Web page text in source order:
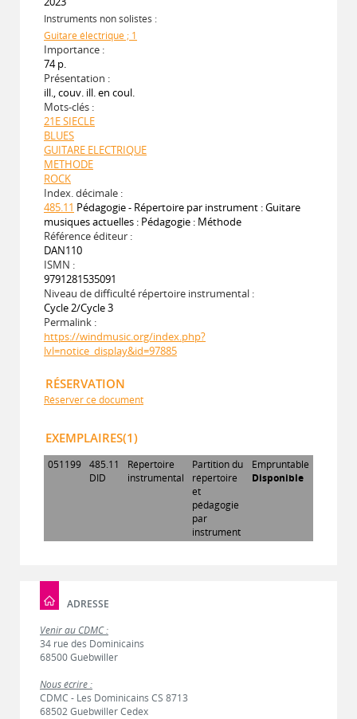
Instruments non solistes :
Guitare électrique ; 1
Importance :
74 p.
Présentation :
ill., couv. ill. en coul.
Mots-clés :
21E SIECLE
BLUES
GUITARE ELECTRIQUE
METHODE
ROCK
Index. décimale :
485.11 Pédagogie - Répertoire par instrument : Guitare
musiques actuelles : Pédagogie : Méthode
Référence éditeur :
DAN110
ISMN :
9791281535091
Niveau de difficulté répertoire instrumental :
Cycle 2/Cycle 3
Permalink :
https://windmusic.org/index.php?
lvl=notice_display&id=97885
RÉSERVATION
Réserver ce document
EXEMPLAIRES(1)
051199 485.11
DID
Répertoire
instrumental
Partition du
répertoire
et
pédagogie
par
instrument
Empruntable
Disponible
ADRESSE
Venir au CDMC :
34 rue des Dominicains
68500 Guebwiller
Nous écrire :
CDMC - Les Dominicains CS 8713
68502 Guebwiller Cedex